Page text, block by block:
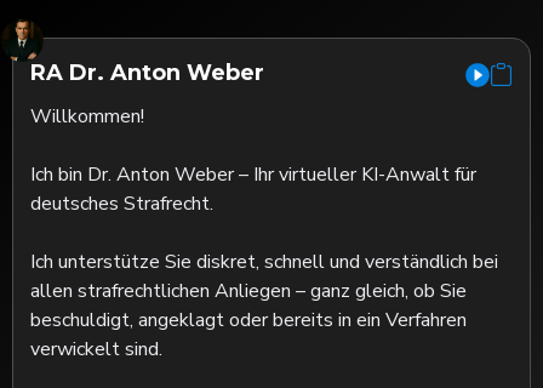
RA Dr. Anton Weber
Willkommen!
Ich bin Dr. Anton Weber – Ihr virtueller KI-Anwalt für
deutsches Strafrecht.
Ich unterstütze Sie diskret, schnell und verständlich bei
allen strafrechtlichen Anliegen – ganz gleich, ob Sie
beschuldigt, angeklagt oder bereits in ein Verfahren
verwickelt sind.